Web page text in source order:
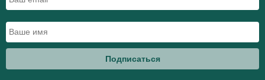
Подписаться